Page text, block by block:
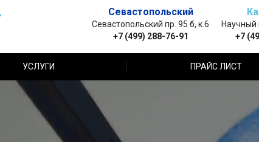
Севастопольский
Севастопольский пр. 95 б, к.6
+7 (499) 288-76-91
Научный
+7
УСЛУГИ ПРАЙС ЛИСТ